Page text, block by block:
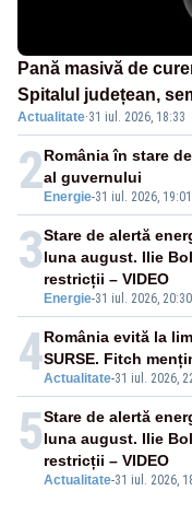
Pană masivă de
Spitalul județean,
grav afectate
Actualitate·31 iul. 2026, 18:33
2 Energie-31 iul. 2026, 19:01
România în stare
al guvernului
3
Energie-31 iul. 2026, 20:30
Stare de alertă
luna august. Ilie
restricții – VIDEO
4Actualitate-31 iul. 2026,
România evită la
SURSE. Fitch
5
Actualitate-31 iul. 2026,
Stare de alertă
luna august. Ilie
restricții – VIDEO